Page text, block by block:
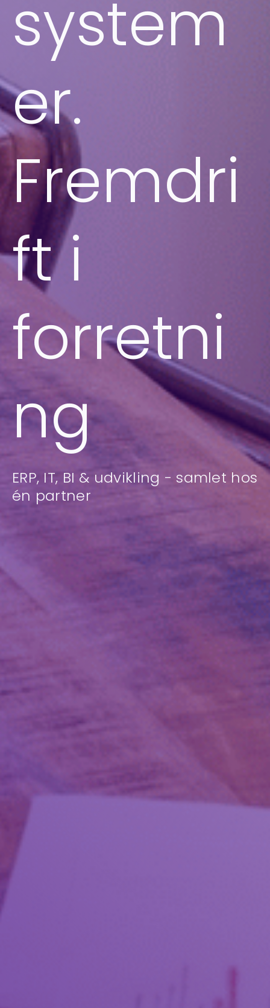
system
er.
Fremdri
ft i
forretni
ng
ERP, IT, BI & udvikling - samlet hos
én partner